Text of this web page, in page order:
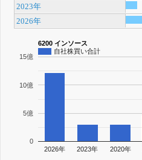
2023年
2026年
6200 インソース
自社株買い合計
2026年 2023年 2020年
0
5億
10億
15億